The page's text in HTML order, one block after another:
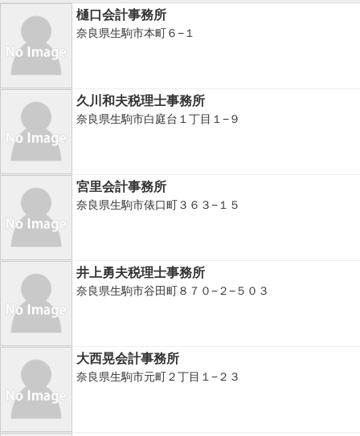
樋口会計事務所
奈良県生駒市本町６−１
久川和夫税理士事務所
奈良県生駒市白庭台１丁目１−９
宮里会計事務所
奈良県生駒市俵口町３６３−１５
井上勇夫税理士事務所
奈良県生駒市谷田町８７０−２−５０３
大西晃会計事務所
奈良県生駒市元町２丁目１−２３